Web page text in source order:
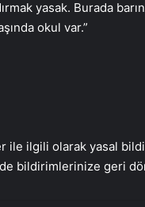
yasak. Burada
okul var.”
ile ilgili olarak yasal
bildirimlerinize geri